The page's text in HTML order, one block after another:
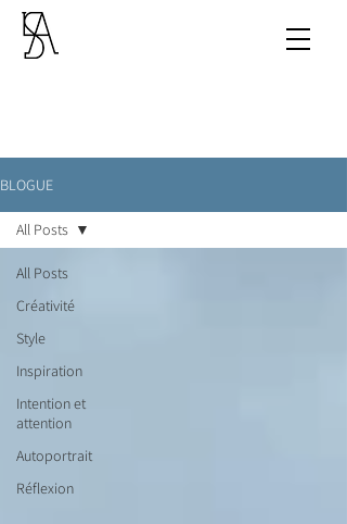
BLOGUE
All Posts
Créativité
Style
Inspiration
Intention et
attention
Autoportrait
Réflexion
All Posts